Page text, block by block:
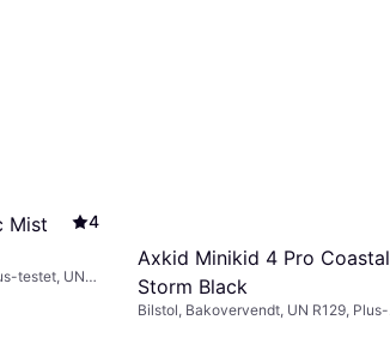
Mist
4
testet, UN
Axkid Minikid 4 Pro Coastal
Storm Black
Bilstol, Bakovervendt, UN R129, Plus-